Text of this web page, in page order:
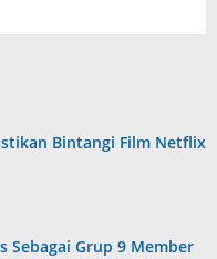
Bintangi Film Netflix
Sebagai Grup 9 Member